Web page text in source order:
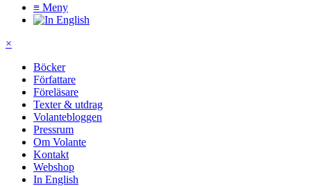
≡ Meny
×
Böcker
Författare
Föreläsare
Texter & utdrag
Volantebloggen
Pressrum
Om Volante
Kontakt
Webshop
In English